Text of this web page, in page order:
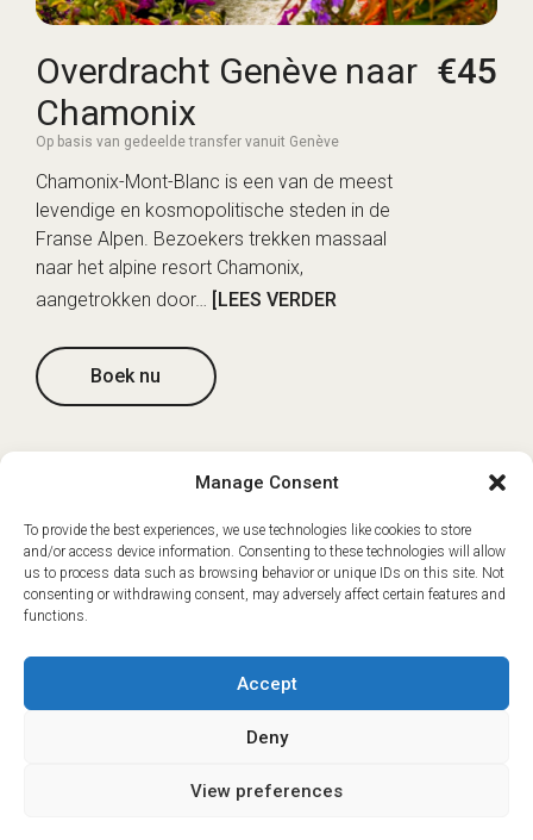
Manage Consent
To provide the best experiences, we use technologies like cookies to store
and/or access device information. Consenting to these technologies will allow
us to process data such as browsing behavior or unique IDs on this site. Not
consenting or withdrawing consent, may adversely affect certain features and
functions.
Accept
Deny
View preferences
Overdracht Genève naar
Chamonix
Op basis van gedeelde transfer vanuit Genève
€45
Chamonix-Mont-Blanc is een van de meest
levendige en kosmopolitische steden in de
Franse Alpen. Bezoekers trekken massaal
naar het alpine resort Chamonix,
aangetrokken door…
[LEES VERDER
Boek nu
OVERSCHRIJVINGEN
Overdracht Genève naar
The new European Entry/Exit System is now in place.